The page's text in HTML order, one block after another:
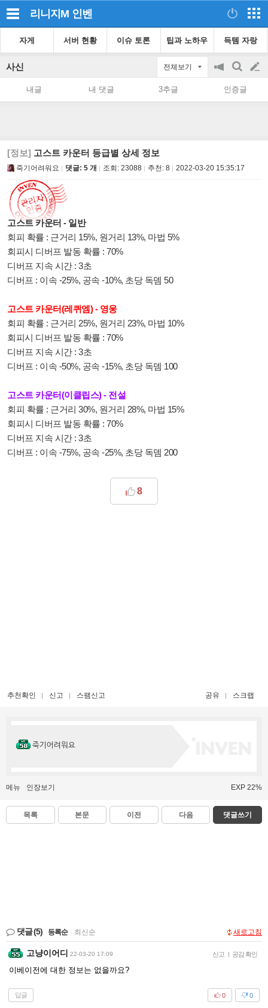
리니지M 인벤
자게 서버 현황 이슈 토론 팁과 노하우 득템 자랑
사신 전체보기
공
on/off
검
색
글
쓰
내글 내 댓글 3추글 인증글
[정보] 고스트 카운터 등급별 상세 정보
죽기어려워요 댓글: 5 개 조회: 23088 추천: 8 2022-03-20 15:35:17
고스트 카운터 - 일반
회피 확률 : 근거리 15%, 원거리 13%, 마법 5%
회피시 디버프 발동 확률 : 70%
디버프 지속 시간 : 3초
디버프 : 이속 -25%, 공속 -10%, 초당 독뎀 50
고스트 카운터(레퀴엠) - 영웅
회피 확률 : 근거리 25%, 원거리 23%, 마법 10%
회피시 디버프 발동 확률 : 70%
디버프 지속 시간 : 3초
디버프 : 이속 -50%, 공속 -15%, 초당 독뎀 100
고스트 카운터(이클립스) - 전설
회피 확률 : 근거리 30%, 원거리 28%, 마법 15%
회피시 디버프 발동 확률 : 70%
디버프 지속 시간 : 3초
디버프 : 이속 -75%, 공속 -25%, 초당 독뎀 200
8
추천확인 신고 스팸신고 공유 스크랩
죽기어려워요
메뉴 인장보기 EXP 22%
목록 본문 이전 다음 댓글쓰기
댓글(5) 등록순 최신순 새로고침
고냥이어디 22-03-20 17:09 신고 | 공감 확인
이베이전에 대한 정보는 없을까요?
답글 0
0